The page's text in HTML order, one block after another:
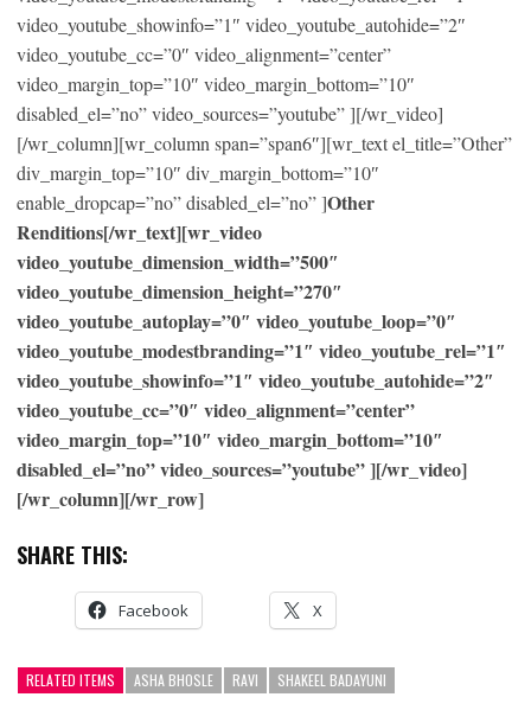
video_youtube_showinfo=”1″ video_youtube_autohide=”2″
video_youtube_cc=”0″ video_alignment=”center”
video_margin_top=”10″ video_margin_bottom=”10″
disabled_el=”no” video_sources=”youtube” ][/wr_video]
[/wr_column][wr_column span=”span6″][wr_text el_title=”Other”
div_margin_top=”10″ div_margin_bottom=”10″
enable_dropcap=”no” disabled_el=”no” ]Other
Renditions[/wr_text][wr_video
video_youtube_dimension_width=”500″
video_youtube_dimension_height=”270″
video_youtube_autoplay=”0″ video_youtube_loop=”0″
video_youtube_modestbranding=”1″ video_youtube_rel=”1″
video_youtube_showinfo=”1″ video_youtube_autohide=”2″
video_youtube_cc=”0″ video_alignment=”center”
video_margin_top=”10″ video_margin_bottom=”10″
disabled_el=”no” video_sources=”youtube” ][/wr_video]
[/wr_column][/wr_row]
SHARE THIS:
Facebook X
RELATED ITEMS ASHA BHOSLE RAVI SHAKEEL BADAYUNI